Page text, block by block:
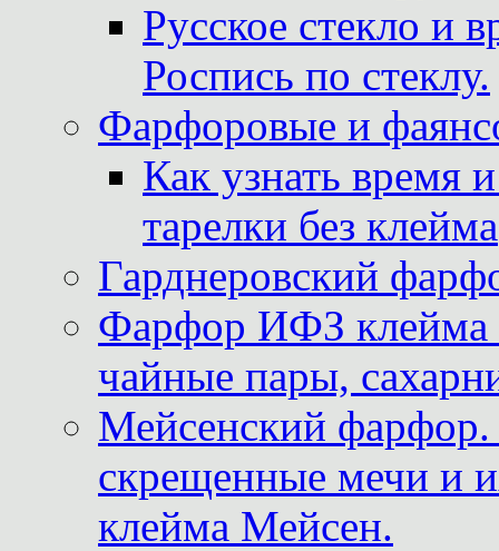
Русское стекло и
Роспись по стеклу.
Фарфоровые и
Как узнать время
тарелки без клейма
Гарднеровский
Фарфор ИФЗ клейма
чайные пары,
Мейсенский фарфор.
скрещенные мечи и
клейма Мейсен.